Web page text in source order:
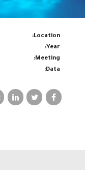
Location:
Year:
Meeting:
Data: